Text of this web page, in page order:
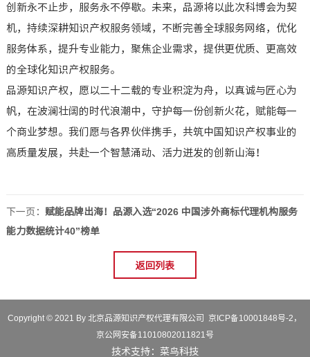
创新永不止步，服务永不停歇。未来，品源将以此次科博会为契
机，持续深耕知识产权服务领域，不断完善全球服务网络，优化
服务体系，提升专业能力，聚焦企业需求，提供更优质、更高效
的全球化知识产权服务。
品源知识产权，愿以二十二载的专业积淀为舟，以真诚与匠心为
帆，在波澜壮阔的时代浪潮中，守护每一份创新火花，赋能每一
个商业梦想。我们愿与各界伙伴携手，共筑中国知识产权事业的
高质量发展，共赴一个智慧涌动、活力迸发的创新山海！
下一页： 赋能品牌出海！品源入选“2026 中国涉外商标代理机构服务
能力数据统计40”榜单
返回列表
Copyright © 2021 By 北京品源知识产权代理有限公司 京ICP备10001848号-2 ，
京公网安备11010802011821号
技术支持： 菜鸟科技